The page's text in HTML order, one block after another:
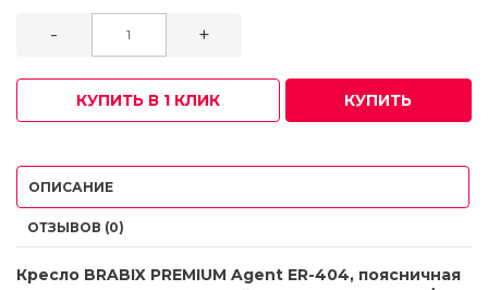
- +
КУПИТЬ В 1 КЛИК КУПИТЬ
ОПИСАНИЕ
ОТЗЫВОВ (0)
Кресло BRABIX PREMIUM Agent ER-404, поясничная